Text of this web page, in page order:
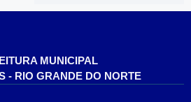
MUNICIPAL
- RIO GRANDE DO NORTE